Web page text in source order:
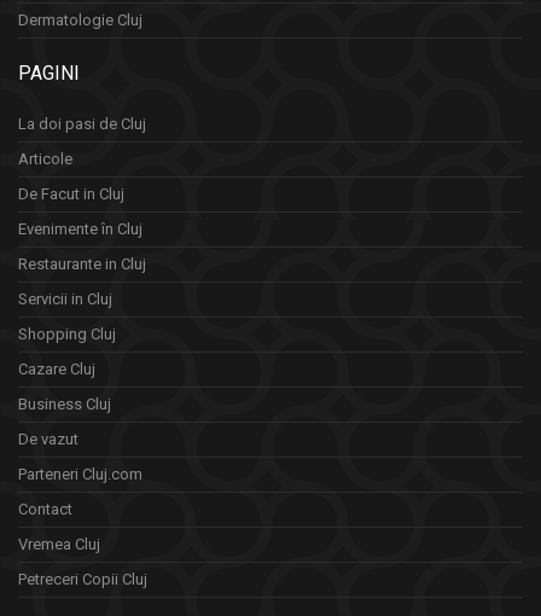
Dermatologie Cluj
PAGINI
La doi pasi de Cluj
Articole
De Facut in Cluj
Evenimente în Cluj
Restaurante in Cluj
Servicii in Cluj
Shopping Cluj
Cazare Cluj
Business Cluj
De vazut
Parteneri Cluj.com
Contact
Vremea Cluj
Petreceri Copii Cluj